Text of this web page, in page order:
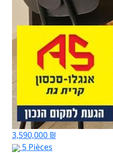
3,590,000 ₪
5 Pièces